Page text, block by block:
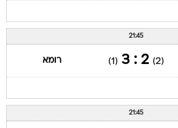
21:45
(2)
2 : 3
(1) רומא
21:45